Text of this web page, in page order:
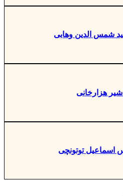
شمس الدین وهابی
هزارخانی
اسماعیل توتونچی